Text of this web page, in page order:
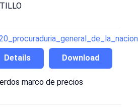
Download
Details
marco de precios